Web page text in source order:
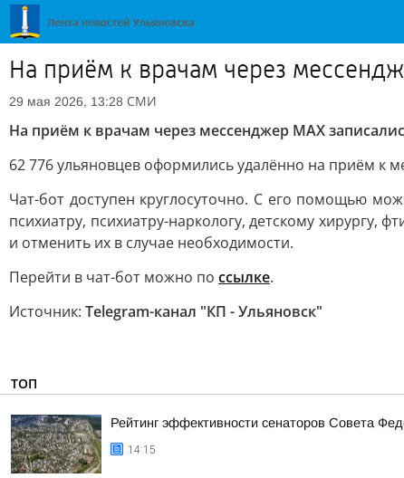
На приём к врачам через
29 мая 2026, 13:28 СМИ
На приём к врачам через мессенджер MAX
62 776 ульяновцев оформились удалённо на приём к
Чат-бот доступен круглосуточно. С его помощью
психиатру, психиатру-наркологу, детскому
и отменить их в случае необходимости.
Перейти в чат-бот можно по ссылке.
Источник: Telegram-канал "КП - Ульяновск"
ТОП
Рейтинг эффективности сенаторов Совета
14:15